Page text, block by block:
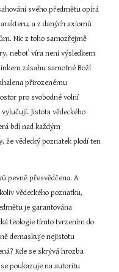
svého předmětu opírá
a z daných axiomů
Nic z toho samozřejmě
neboť víra není výsledkem
zásahu samotné Boží
přirozenému
pro svobodné volní
Jistota vědeckého
bdí nad každým
že vědecký poznatek plodí ten
pevně přesvědčena. A
vědeckého poznatku,
je garantována
teologie tímto tvrzením do
demaskuje nejistotu
Kde se skrývá hrozba
poukazuje na autoritu